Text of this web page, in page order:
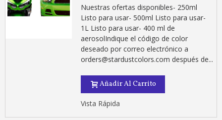
Suscríbete al
Entrega en un
Paga en 4 plazos sin
Obtenga su presupuesto
5 € de descuento
Nuestras ofertas disponibles- 250ml
Listo para usar- 500ml Listo para usar-
1L Listo para usar- 400 ml de
aerosolIndique el código de color
deseado por correo electrónico a
orders@stardustcolors.com después de...
Añadir Al Carrito
Vista Rápida